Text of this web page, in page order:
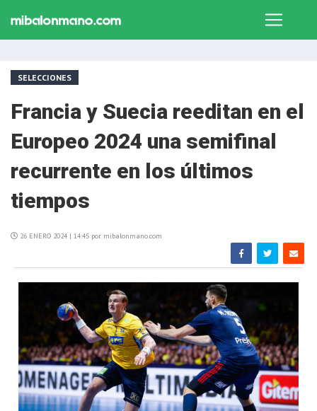
SELECCIONES
Francia y Suecia reeditan en el
Europeo 2024 una semifinal
recurrente en los últimos
tiempos
26 ENERO 2024 | 14:45 por mibalonmano.com